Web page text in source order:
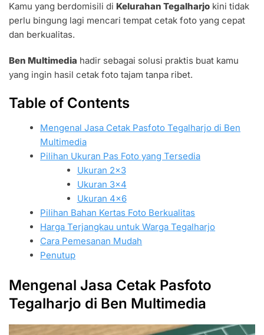
TAJAM
Kamu yang berdomisili di Kelurahan Tegalharjo kini tidak
perlu bingung lagi mencari tempat cetak foto yang cepat
dan berkualitas.
Ben Multimedia hadir sebagai solusi praktis buat kamu
yang ingin hasil cetak foto tajam tanpa ribet.
Table of Contents
Mengenal Jasa Cetak Pasfoto Tegalharjo di Ben
Multimedia
Pilihan Ukuran Pas Foto yang Tersedia
Ukuran 2×3
Ukuran 3×4
Ukuran 4×6
Pilihan Bahan Kertas Foto Berkualitas
Harga Terjangkau untuk Warga Tegalharjo
Cara Pemesanan Mudah
Penutup
Mengenal Jasa Cetak Pasfoto
Tegalharjo di Ben Multimedia